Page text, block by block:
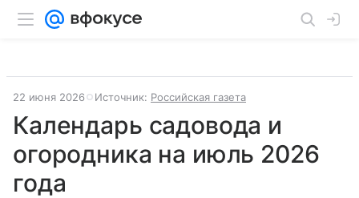
22 июня 2026 Источник: Российская газета
Календарь садовода и
огородника на июль 2026
года